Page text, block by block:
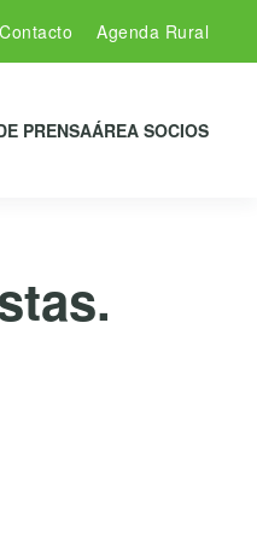
Contacto Agenda Rural
PRENSAÁREA SOCIOS